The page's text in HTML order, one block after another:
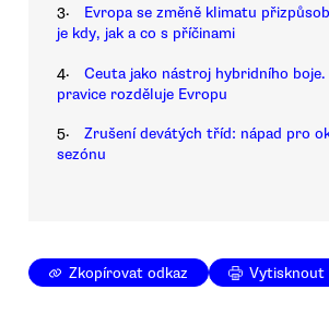
3.
Evropa se změně klimatu
je kdy, jak a co s příčinami
4.
Ceuta jako nástroj hybridního
pravice rozděluje Evropu
5.
Zrušení devátých tříd: nápad pro
sezónu
Zkopírovat odkaz Vytisknout